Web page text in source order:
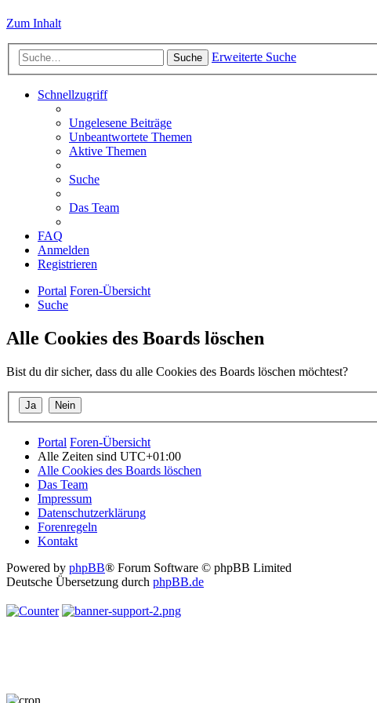
Zum Inhalt
Suche Erweiterte Suche
Schnellzugriff
Ungelesene Beiträge
Unbeantwortete Themen
Aktive Themen
Suche
Das Team
FAQ
Anmelden
Registrieren
Portal Foren-Übersicht
Suche
Alle Cookies des Boards löschen
Bist du dir sicher, dass du alle Cookies des Boards löschen möchtest?
Portal Foren-Übersicht
Alle Zeiten sind UTC+01:00
Alle Cookies des Boards löschen
Das Team
Impressum
Datenschutzerklärung
Forenregeln
Kontakt
Powered by phpBB® Forum Software © phpBB Limited
Deutsche Übersetzung durch phpBB.de